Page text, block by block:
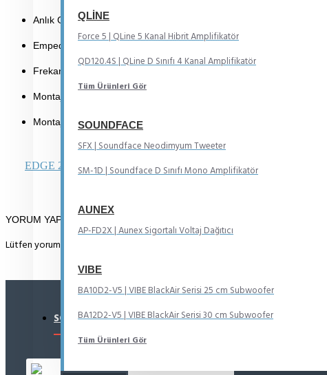
QLINE
Force 5 | QLine 5 Kanal Hibrit Amplifikatör
QD120.4S | QLine D Sınıfı 4 Kanal Amplifikatör
Tüm Ürünleri Gör
SOUNDFACE
SFX | Soundface Neodimyum Tweeter
SM-1D | Soundface D Sınıfı Mono Amplifikatör
AUNEX
AP-FD2X | Aunex Sigortalı Voltaj Dağıtıcı
VIBE
BA10D2-V5 | VIBE BlackAir Serisi 25 cm Subwoofer
BA12D2-V5 | VIBE BlackAir Serisi 30 cm Subwoofer
Tüm Ürünleri Gör
Anlık Güç: 200 W
Empedans: 4 Ω
Frekans Aralığı: 1,5 kHz ~ 25 kHz
Montaj Derinliği: 15 mm
Montaj Genişliği: 39 mm
EDGE 2023 Catalogue
YORUM YAP
Lütfen yorum yazmak için
SON GÖRÜNTÜLENEN EN ÇOK GÖRÜNTÜLENEN